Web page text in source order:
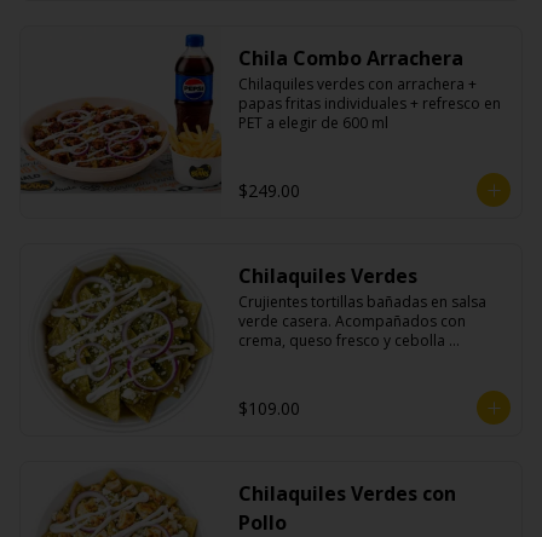
Chila Combo Arrachera
Chilaquiles verdes con arrachera +
papas fritas individuales + refresco en
PET a elegir de 600 ml
$249.00
Chilaquiles Verdes
Crujientes tortillas bañadas en salsa
verde casera. Acompañados con
crema, queso fresco y cebolla
$109.00
Chilaquiles Verdes con
Pollo